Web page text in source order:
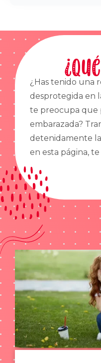
¿Has tenido una
desprotegida en
te preocupa que
embarazada?
detenidamente
en esta página,